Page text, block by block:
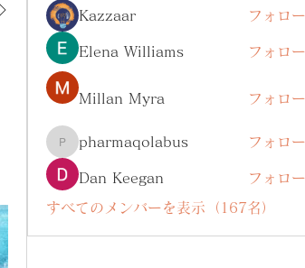
Kazzaar
フォロー
Elena Williams フォロー
Millan Myra フォロー
pharmaqolabus
pharmaqolabus フォロー
Dan Keegan フォロー
すべてのメンバーを表示（167名）